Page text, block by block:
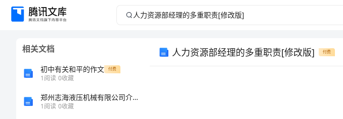
人
相关文档
初中有关和平的作文 付费
1阅读 0收藏
郑州志海液压机械有限公司介绍企业发展分析报告
1阅读 0收藏
人力资源部经理的多重职责[修改版] 付费